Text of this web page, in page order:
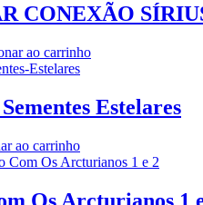
CONEXÃO
ao carrinho
Estelares
ao carrinho
Os Arcturianos 1